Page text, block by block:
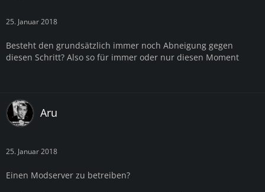
25. Januar 2018
Besteht den grundsätzlich immer noch Abneigung gegen
diesen Schritt? Also so für immer oder nur diesen Moment
Aru
25. Januar 2018
Einen Modserver zu betreiben?